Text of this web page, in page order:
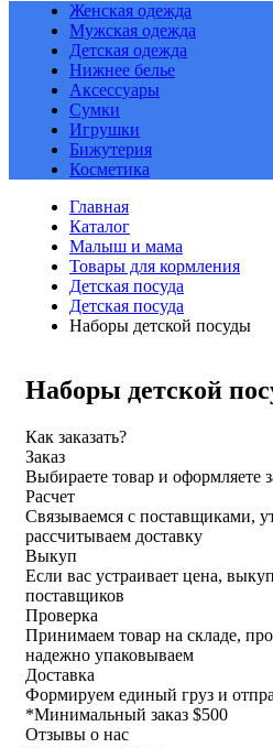
Женская одежда
Мужская одежда
Детская одежда
Нижнее белье
Аксессуары
Сумки
Игрушки
Бижутерия
Косметика
Главная
Каталог
Малыш и мама
Товары для кормления
Детская посуда
Детская посуда
Наборы детской посуды
Наборы детской
Как заказать?
Заказ
Выбираете товар и оформляете
Расчет
Связываемся с поставщиками,
рассчитываем доставку
Выкуп
Если вас устраивает цена,
поставщиков
Проверка
Принимаем товар на складе,
надежно упаковываем
Доставка
Формируем единый груз и
*Минимальный заказ $500
Отзывы о нас